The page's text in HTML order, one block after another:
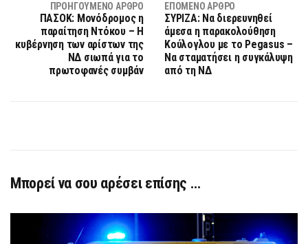
ΠΡΟΗΓΟΎΜΕΝΟ ΆΡΘΡΟ
ΠΑΣΟΚ: Μονόδρομος η
παραίτηση Ντόκου – Η
κυβέρνηση των αρίστων της
ΝΔ σιωπά για το
πρωτοφανές συμβάν
ΕΠΌΜΕΝΟ ΆΡΘΡΟ
ΣΥΡΙΖΑ: Να διερευνηθεί
άμεσα η παρακολούθηση
Κούλογλου με το Pegasus –
Να σταματήσει η συγκάλυψη
από τη ΝΔ
Μπορεί να σου αρέσει επίσης …